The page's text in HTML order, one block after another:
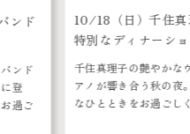
ンド
ンド
登
過ご
10/18（日）千住真
特別なディナーシ
千住真理子の艶やかな
アノが響き合う秋の夜
なひとときをお過ごし